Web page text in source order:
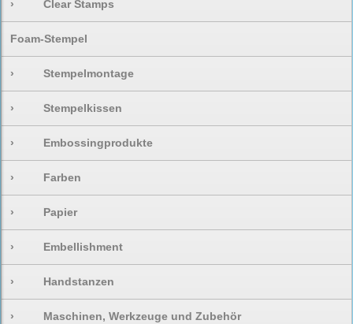
› Clear Stamps
Foam-Stempel
› Stempelmontage
› Stempelkissen
› Embossingprodukte
› Farben
› Papier
› Embellishment
› Handstanzen
› Maschinen, Werkzeuge und Zubehör